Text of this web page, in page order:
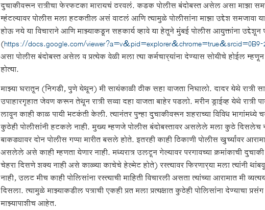
दुचाकीवरून रात्रीचा फेरफटका मारायचं ठरवलं. कडक पोलीस बंदोबस्त असेल असा माझा समज
म्हंटल्यावर पोलीस मला हटकतील असं वाटलं आणि त्यामुळे पोलीसांना माझा उद्देश समजावा या
होऊ नये या विचाराने आणि माझ्याकडून सहकार्य व्हावे या हेतूने मुंबई पोलीस आयुक्तांना उद्देशून
(https://docs.google.com/viewer?a=v&pid=explorer&chrome=true&srcid=0B9-
असा पोलीस बंदोबस्त असेल व प्रत्येक वेळी मला त्या कर्मचार्‍यांना देण्यास सोयीचे होईल म्हणून
होत्या.
माझ्या घरातून (निगडी, पुणे येथून) मी सायंकाळी ठीक सहा वाजता निघालो. दादर येथे रात्री
उपाहारगृहात जेवण करून तेथून रात्री सव्वा दहा वाजता बाहेर पडलो. मरीन ड्राईव्ह येथे रात्री
लावून काही काळ पायी भटकंती केली. त्यानंतर पुन्हा दुचाकीवरून शहराच्या विविध भागांमध्ये
कुठेही पोलीसांनी हटकले नाही. मुख्य म्हणजे पोलीस बंदोबस्तावर असलेले मला कुठे दिसलेच
बाकड्यावर दोन पोलीस गप्पा मारीत बसले होते. इतरही काही ठिकाणी पोलीस खुर्च्यांवर
असलेले असे काही म्हणता येणार नाही. मध्यरात्र उलटून गेल्यावर परगावच्या क्रमांकाची
चेहरा दिसणे शक्य नाही असे काळ्या काचेचे हेल्मेट होते) रस्त्यावर फिरणार्‍या मला त्यांनी
नाही, उलट मीच काही पोलिसांना रस्त्याची माहिती विचारली असता त्यांच्या आरामात मी
दिसला. त्यामुळे माझ्याकडील पत्राची एकही प्रत मला प्रत्यक्षात कुठेही पोलिसांना देण्याचा
माझ्यापाशीच आहेत.